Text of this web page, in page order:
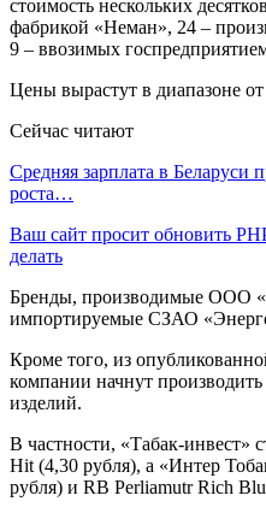
стоимость нескольких
фабрикой «Неман», 24 –
9 – ввозимых
Цены вырастут в диапазоне
Сейчас читают
Средняя зарплата в
роста…
Ваш сайт просит обновить
делать
Бренды, производимые ООО
импортируемые СЗАО
Кроме того, из
компании начнут
изделий.
В частности, «Табак-инвест»
Hit (4,30 рубля), а «Интер
рубля) и RB Perliamutr Rich